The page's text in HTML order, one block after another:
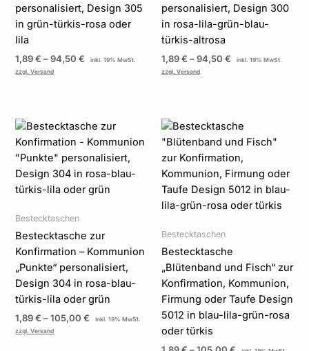
personalisiert, Design 305
in grün-türkis-rosa oder
lila
1,89€ –94,50€
inkl. 19% MwSt.
zzgl. Versand
personalisiert, Design 300
in rosa-lila-grün-blau-
türkis-altrosa
1,89€ –94,50 €
inkl. 19% MwSt.
zzgl. Versand
Bestecktaschen
Bestecktasche zur
Konfirmation – Kommunion
„Punkte“ personalisiert,
Design 304 in rosa-blau-
türkis-lila oder grün
1,89€ –105,00€
Preisspanne:
bis
105,00 €
inkl. 19% MwSt.
zzgl. Versand
Bestecktaschen
Bestecktasche
„Blütenband und Fisch“ zur
Konfirmation, Kommunion,
Firmung oder Taufe Design
5012 in blau-lila-grün-rosa
oder türkis
Preisspanne:
bis
105,00 €